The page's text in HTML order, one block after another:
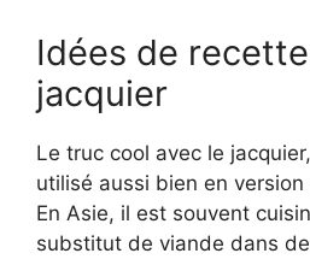
Idées de
jacquier
Le truc cool avec le
utilisé aussi bien en
En Asie, il est souvent
substitut de viande dans